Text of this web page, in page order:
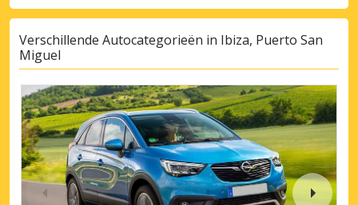
Verschillende Autocategorieën in Ibiza, Puerto San
Miguel